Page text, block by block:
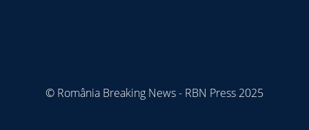
© România Breaking News - RBN Press 2025